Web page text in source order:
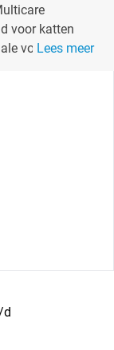
voor katten
voeding en
Lees meer
d